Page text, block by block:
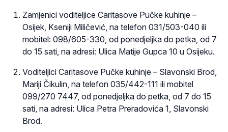
Zamjenici voditeljice Caritasove Pučke kuhinje –
Osijek, Kseniji Miličević, na telefon 031/503-040 ili
mobitel: 098/605-330, od ponedjeljka do petka, od 7
do 15 sati, na adresi: Ulica Matije Gupca 10 u Osijeku.
Voditeljici Caritasove Pučke kuhinje – Slavonski Brod,
Mariji Čikulin, na telefon 035/442-111 ili mobitel
099/270 7447, od ponedjeljka do petka, od 7 do 15
sati, na adresi: Ulica Petra Preradovića 1, Slavonski
Brod.